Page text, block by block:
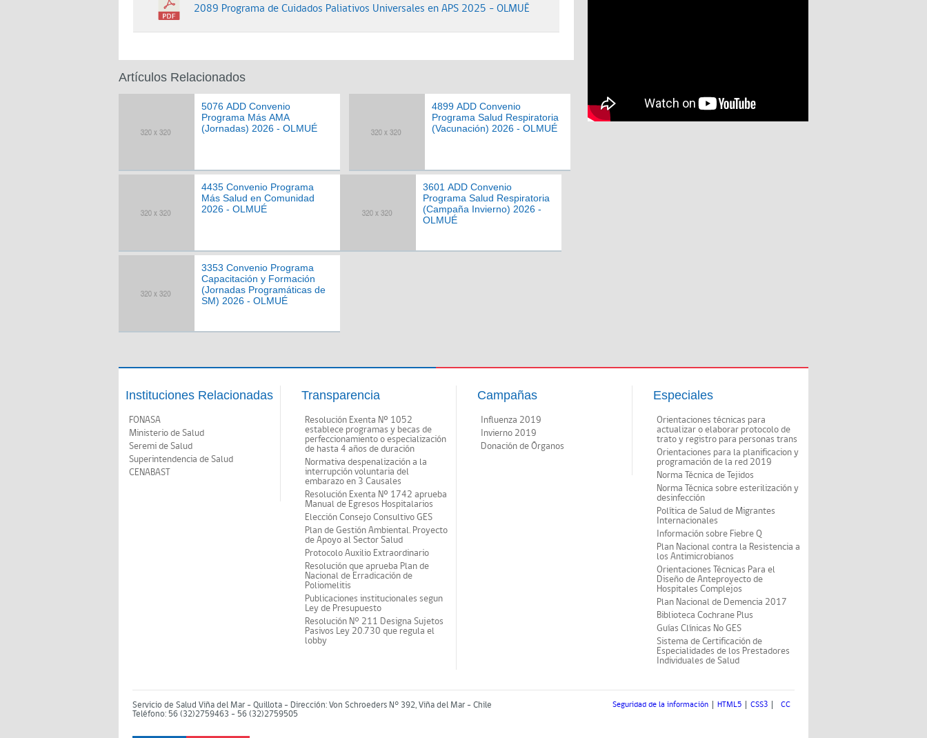
2089 Programa de Cuidados Paliativos Universales en APS 2025 - OLMUÉ
Artículos Relacionados
5076 ADD Convenio
Programa Más AMA
(Jornadas) 2026 - OLMUÉ
4899 ADD Convenio
Programa Salud Respiratoria
(Vacunación) 2026 - OLMUÉ
4435 Convenio Programa
Más Salud en Comunidad
2026 - OLMUÉ
3601 ADD Convenio
Programa Salud Respiratoria
(Campaña Invierno) 2026 -
OLMUÉ
3353 Convenio Programa
Capacitación y Formación
(Jornadas Programáticas de
SM) 2026 - OLMUÉ
Instituciones Relacionadas
FONASA
Ministerio de Salud
Seremi de Salud
Superintendencia de Salud
CENABAST
Transparencia
Resolución Exenta Nº 1052
establece programas y becas de
perfeccionamiento o especialización
de hasta 4 años de duración
Normativa despenalización a la
interrupción voluntaria del
embarazo en 3 Causales
Resolución Exenta Nº 1742 aprueba
Manual de Egresos Hospitalarios
Elección Consejo Consultivo GES
Plan de Gestión Ambiental. Proyecto
de Apoyo al Sector Salud
Protocolo Auxilio Extraordinario
Resolución que aprueba Plan de
Nacional de Erradicación de
Poliomelitis
Publicaciones institucionales segun
Ley de Presupuesto
Resolución N° 211 Designa Sujetos
Pasivos Ley 20.730 que regula el
lobby
Campañas
Influenza 2019
Invierno 2019
Donación de Órganos
Especiales
Orientaciones técnicas para
actualizar o elaborar protocolo de
trato y registro para personas trans
Orientaciones para la planificacion y
programación de la red 2019
Norma Técnica de Tejidos
Norma Técnica sobre esterilización y
desinfección
Política de Salud de Migrantes
Internacionales
Información sobre Fiebre Q
Plan Nacional contra la Resistencia a
los Antimicrobianos
Orientaciones Técnicas Para el
Diseño de Anteproyecto de
Hospitales Complejos
Plan Nacional de Demencia 2017
Biblioteca Cochrane Plus
Guías Clínicas No GES
Sistema de Certificación de
Especialidades de los Prestadores
Individuales de Salud
Servicio de Salud Viña del Mar – Quillota - Dirección: Von Schroeders N° 392, Viña del Mar - Chile
Teléfono: 56 (32)2759463 - 56 (32)2759505
Seguridad de la información HTML5 CSS3 CC